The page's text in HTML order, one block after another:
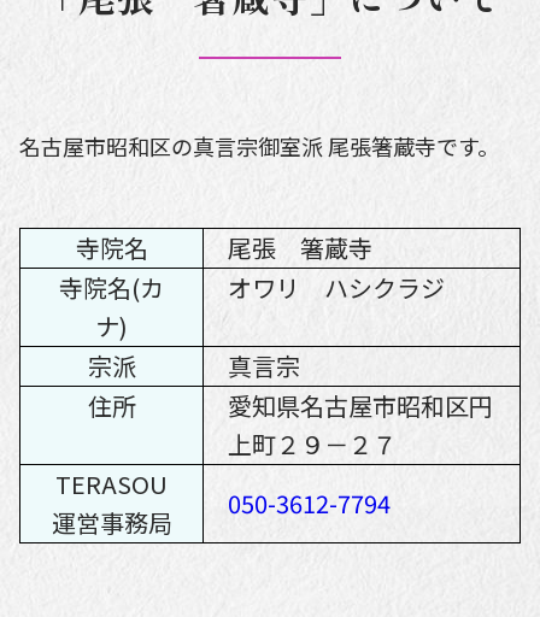
名古屋市昭和区の真言宗御室派 尾張箸蔵寺です。
寺院名
尾張 箸蔵寺
寺院名(カ
ナ)
オワリ ハシクラジ
宗派
真言宗
住所
愛知県名古屋市昭和区円
上町２９－２７
TERASOU
運営事務局
050-3612-7794